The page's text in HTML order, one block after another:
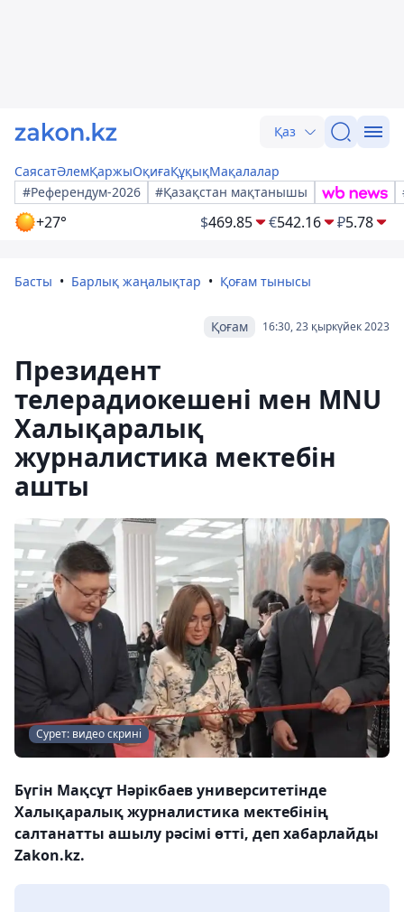
Қаз
СаясатӘлемҚаржыОқиғаҚұқықМақалалар
#Референдум-2026
#Қазақстан мақтанышы
+27° $469.85 €542.16 ₽5.78
Басты Барлық жаңалықтар Қоғам тынысы
16:30, 23 қыркүйек 2023
Қоғам
Президент
телерадиокешені мен MNU
Халықаралық
журналистика мектебін
ашты
Сурет: видео скрині
Бүгін Мақсұт Нәрікбаев университетінде
Халықаралық журналистика мектебінің
салтанатты ашылу рәсімі өтті, деп хабарлайды
Zakon.kz.